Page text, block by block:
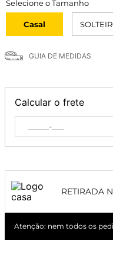
Casal
GUIA DE MEDIDAS
Calcular o frete
RETIRADA
Atenção: nem todos os